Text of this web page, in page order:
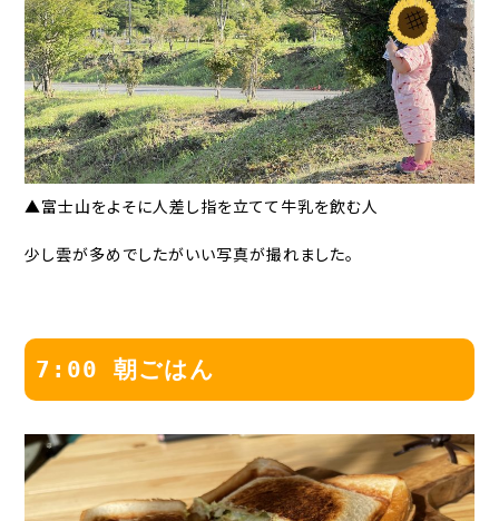
▲富士山をよそに人差し指を立てて牛乳を飲む人
少し雲が多めでしたがいい写真が撮れました。
7:00 朝ごはん